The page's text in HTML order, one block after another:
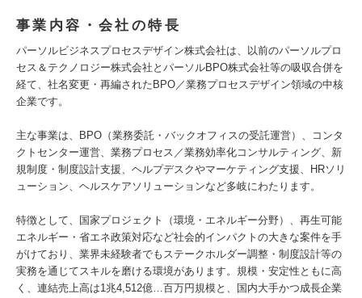
事業内容・会社の特長
パーソルビジネスプロセスデザイン株式会社は、以前のパーソルプロ
セス＆テクノロジー株式会社とパーソルBPO株式会社等の吸収合併を
経て、社名変更・再編されたBPO／業務プロセスデザイン領域の中核
企業です。
主な事業は、BPO（業務委託・バックオフィスの受託運営）、コンタ
クトセンター運営、業務プロセス／業務効率化コンサルティング、新
規制度・制度設計支援、ヘルプデスクやマーケティング支援、HRソリ
ューション、ヘルスケアソリューションなど多岐にわたります。
特徴として、国家プロジェクト（環境・エネルギー分野）、再生可能
エネルギー・省エネ政策対応など社会的インパクトの大きな案件を手
がけており、業界未経験者でもステークホルダー調整・制度設計等の
実務を通じてスキルを磨ける環境があります。規模・安定性ともに高
く、連結売上高は1兆4,512億…百万円規模と、国内大手かつ成長企業